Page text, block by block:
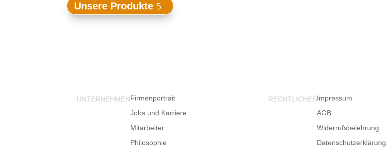
Unsere Produkte
UNTERNEHMENFirmenportrait
Jobs und Karriere
Mitarbeiter
Philosophie
RECHTLICHESImpressum
AGB
Widerrufsbelehrung
Datenschutzerklärung